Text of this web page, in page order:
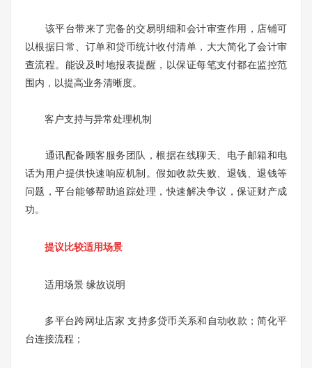
该平台带来了完备的交易明细和会计审查作用，店铺可
以根据日常、订单和贷币统计收付清单，大大简化了会计审
查流程。能设及时地报表提醒，以保证每笔支付都在监控范
围内，以提高业务清晰度。
客户支持与异常处理机制
通讯配备顾客服务团队，根据在线聊天、电子邮箱和电
话为用户提供快速响应机制。假如收款失败、退钱、退钱等
问题，平台能够帮助追踪处理，快速解决争议，保证财产成
功。
提议比较适用场景
适用场景 缘故说明
多平台跨网址店家 支持多贷币关系和自动收款；简化平
台连接流程；